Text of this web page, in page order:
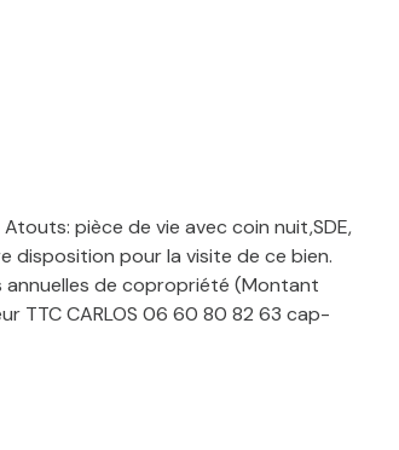
pièce de vie avec coin nuit,SDE,
disposition pour la visite de ce bien.
annuelles de copropriété (Montant
TTC CARLOS 06 60 80 82 63 cap-